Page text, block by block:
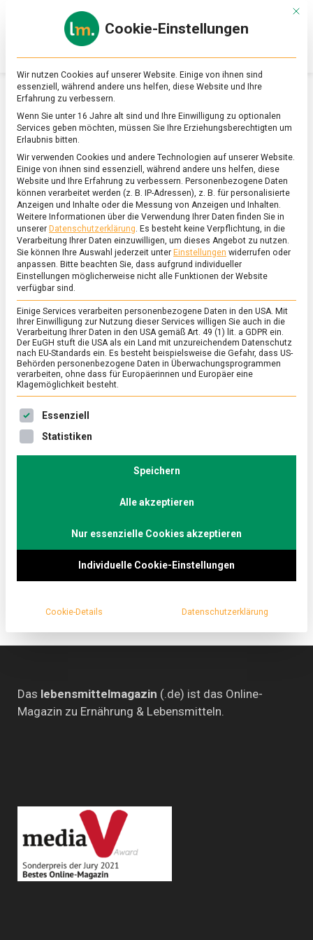
Online-
Magazin
zu
&
Ernährung
SCHLAGWORT:WEHRPFLICHT
POLITIK/TV
Ist Deutschland gesellschaftlich auf
den Worst Case vorbereitet? – Tilman
Kuban (CDU) und Ralf Stegner (SPD) im
„Küchenkabinett“
18. März 2022
Ist
Case
Tilman
Kuban
und
Stegner
(SPD)
In der neuen Ausgabe des „Küchenkabinetts“
und Ralf Stegner (SPD) in Zeiten des in der Ukraine
wütenden „Putin-Krieges“ u. a. über die Frage, ob wir
vorbereitet wären.
Das lebensmittelmagazin (.de) ist das Online-
Magazin zu Ernährung & Lebensmitteln.
Mit
Cookie-Einstellungen
Wir nutzen Cookies auf unserer Website. Einige von ihnen sind
essenziell, während andere uns helfen, diese Website und Ihre
Erfahrung zu verbessern.
Wenn Sie unter 16 Jahre alt sind und Ihre Einwilligung zu optionalen
Services geben möchten, müssen Sie Ihre Erziehungsberechtigten um
Erlaubnis bitten.
Wir verwenden Cookies und andere Technologien auf unserer Website.
Einige von ihnen sind essenziell, während andere uns helfen, diese
Website und Ihre Erfahrung zu verbessern. Personenbezogene Daten
können verarbeitet werden (z. B. IP-Adressen), z. B. für personalisierte
Anzeigen und Inhalte oder die Messung von Anzeigen und Inhalten.
Weitere Informationen über die Verwendung Ihrer Daten finden Sie in
unserer Datenschutzerklärung. Es besteht keine Verpflichtung, in die
Verarbeitung Ihrer Daten einzuwilligen, um dieses Angebot zu nutzen.
Sie können Ihre Auswahl jederzeit unter Einstellungen widerrufen oder
anpassen. Bitte beachten Sie, dass aufgrund individueller
Einstellungen möglicherweise nicht alle Funktionen der Website
verfügbar sind.
Einige Services verarbeiten personenbezogene Daten in den USA. Mit
Ihrer Einwilligung zur Nutzung dieser Services willigen Sie auch in die
Verarbeitung Ihrer Daten in den USA gemäß Art. 49 (1) lit. a GDPR ein.
Der EuGH stuft die USA als ein Land mit unzureichendem Datenschutz
nach EU-Standards ein. Es besteht beispielsweise die Gefahr, dass US-
Behörden personenbezogene Daten in Überwachungsprogrammen
verarbeiten, ohne dass für Europäerinnen und Europäer eine
Klagemöglichkeit besteht.
Es folgt eine Liste der Service-Gruppen, für die eine
Essenziell
Statistiken
Speichern
Alle akzeptieren
Nur essenzielle Cookies akzeptieren
Individuelle Cookie-Einstellungen
Cookie-Details Datenschutzerklärung